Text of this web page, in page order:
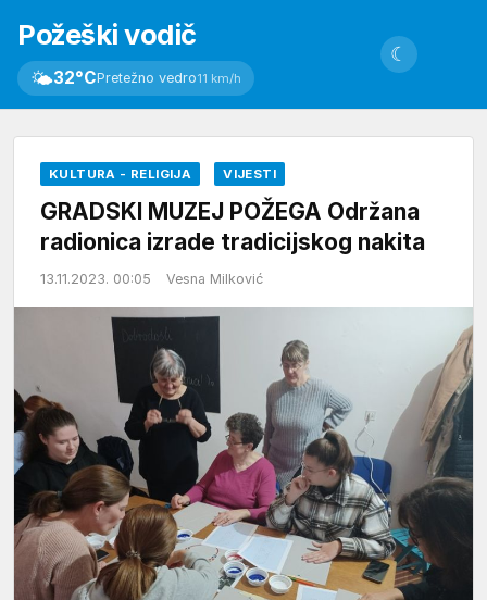
Požeški vodič
🌤32°CPretežno vedro11 km/h
☾
KULTURA - RELIGIJA VIJESTI
GRADSKI MUZEJ POŽEGA Održana
radionica izrade tradicijskog nakita
13.11.2023. 00:05 Vesna Milković